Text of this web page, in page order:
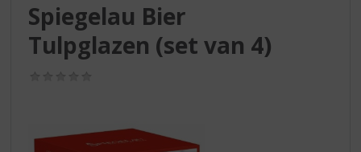
Spiegelau Bier
Tulpglazen (set van 4)